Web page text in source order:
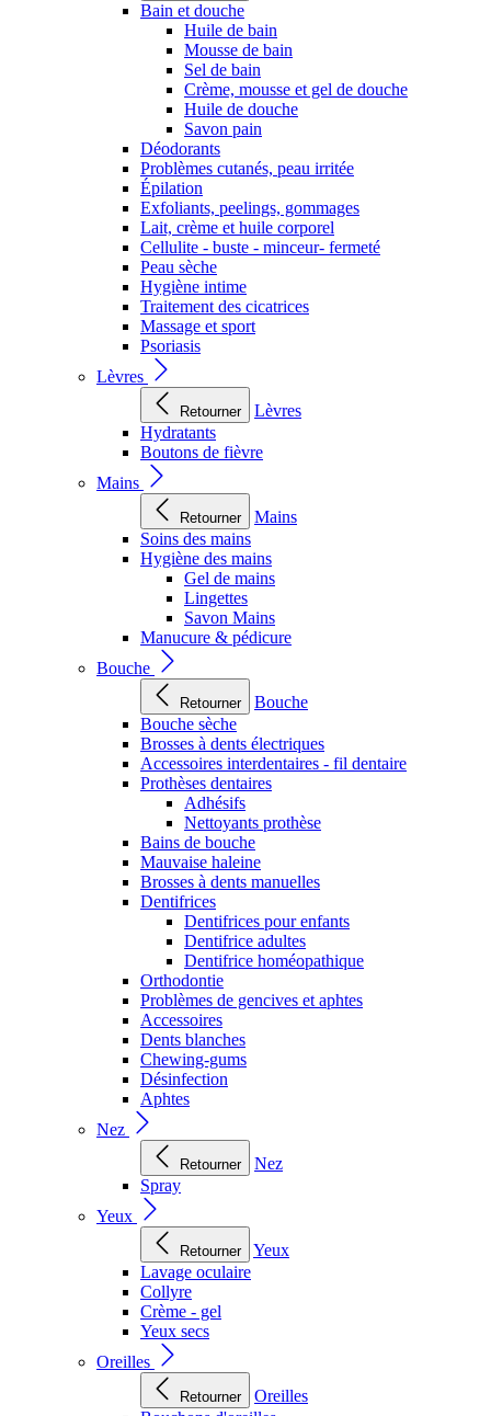
Bain et douche
Huile de bain
Mousse de bain
Sel de bain
Crème, mousse et gel de douche
Huile de douche
Savon pain
Déodorants
Problèmes cutanés, peau irritée
Épilation
Exfoliants, peelings, gommages
Lait, crème et huile corporel
Cellulite - buste - minceur- fermeté
Peau sèche
Hygiène intime
Traitement des cicatrices
Massage et sport
Psoriasis
Lèvres
Retourner
Lèvres
Hydratants
Boutons de fièvre
Mains
Retourner
Mains
Soins des mains
Hygiène des mains
Gel de mains
Lingettes
Savon Mains
Manucure & pédicure
Bouche
Retourner
Bouche
Bouche sèche
Brosses à dents électriques
Accessoires interdentaires - fil dentaire
Prothèses dentaires
Adhésifs
Nettoyants prothèse
Bains de bouche
Mauvaise haleine
Brosses à dents manuelles
Dentifrices
Dentifrices pour enfants
Dentifrice adultes
Dentifrice homéopathique
Orthodontie
Problèmes de gencives et aphtes
Accessoires
Dents blanches
Chewing-gums
Désinfection
Aphtes
Nez
Retourner
Nez
Spray
Yeux
Retourner
Yeux
Lavage oculaire
Collyre
Crème - gel
Yeux secs
Oreilles
Retourner
Oreilles